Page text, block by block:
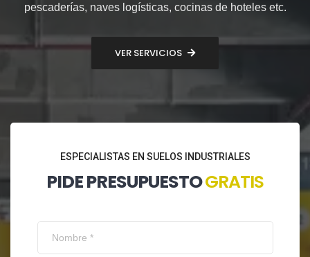
pescaderías, naves logísticas, cocinas de hoteles etc.
VER SERVICIOS
ESPECIALISTAS EN SUELOS INDUSTRIALES
PIDE PRESUPUESTOGRATIS